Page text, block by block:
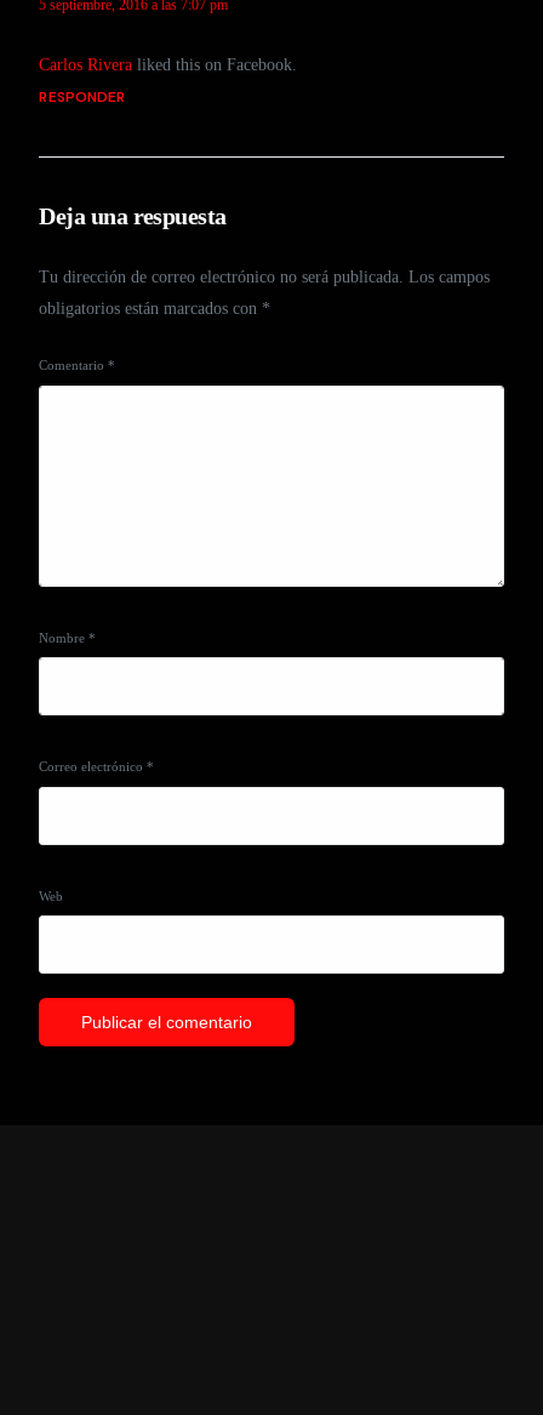
5 septiembre, 2016 a las 7:07 pm
Carlos Rivera liked this on Facebook.
RESPONDER
Deja una respuesta
Tu dirección de correo electrónico no será publicada. Los campos
obligatorios están marcados con *
Comentario*
Nombre*
Correo electrónico*
Web